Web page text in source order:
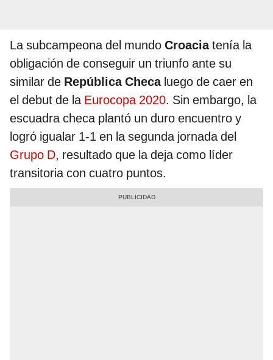
La subcampeona del mundo Croaciatenía la
obligación de conseguir un triunfo ante su
similar de República Checaluego de caer en
el debut de la Eurocopa 2020. Sin embargo, la
escuadra checa plantó un duro encuentro y
logró igualar 1-1 en la segunda jornada del
Grupo D, resultado que la deja como líder
transitoria con cuatro puntos.